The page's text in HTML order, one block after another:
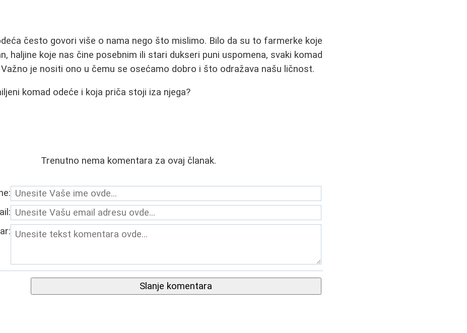
često govori više o nama nego što mislimo. Bilo da su to farmerke koje
haljine koje nas čine posebnim ili stari dukseri puni uspomena, svaki komad
je nositi ono u čemu se osećamo dobro i što odražava našu ličnost.
komad odeće i koja priča stoji iza njega?
Trenutno nema komentara za ovaj članak.
Slanje komentara